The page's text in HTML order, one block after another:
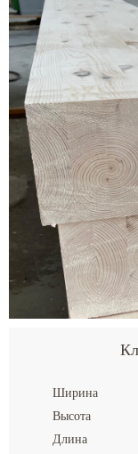
Ширина
Высота
Длина